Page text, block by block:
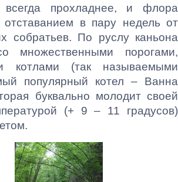
всегда прохладнее, и флора
отставанием в пару недель от
собратьев. По руслу каньона
множественными порогами,
котлами (так называемыми
популярный котел – Ванна
буквально молодит своей
(+ 9 – 11 градусов)